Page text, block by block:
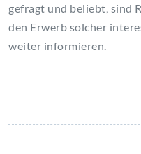
gefragt und beliebt, sind
den Erwerb solcher
weiter informieren.